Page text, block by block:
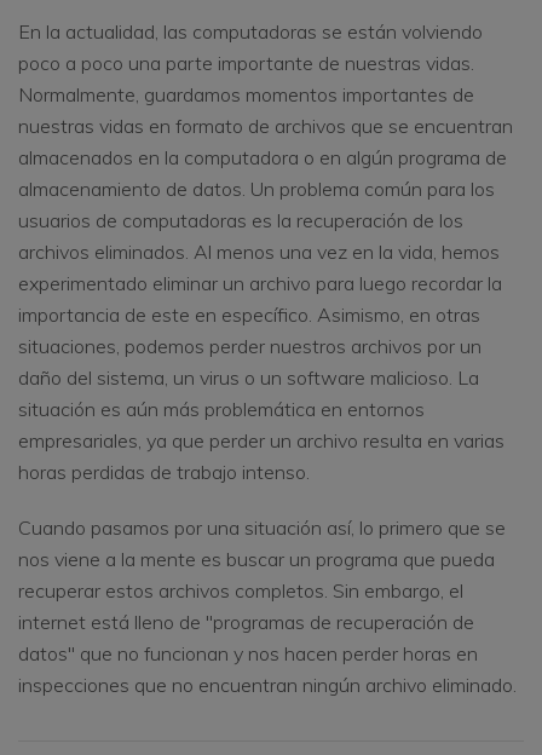
En la actualidad, las computadoras se están volviendo
poco a poco una parte importante de nuestras vidas.
Normalmente, guardamos momentos importantes de
nuestras vidas en formato de archivos que se encuentran
almacenados en la computadora o en algún programa de
almacenamiento de datos. Un problema común para los
usuarios de computadoras es la recuperación de los
archivos eliminados. Al menos una vez en la vida, hemos
experimentado eliminar un archivo para luego recordar la
importancia de este en específico. Asimismo, en otras
situaciones, podemos perder nuestros archivos por un
daño del sistema, un virus o un software malicioso. La
situación es aún más problemática en entornos
empresariales, ya que perder un archivo resulta en varias
horas perdidas de trabajo intenso.
Cuando pasamos por una situación así, lo primero que se
nos viene a la mente es buscar un programa que pueda
recuperar estos archivos completos. Sin embargo, el
internet está lleno de "programas de recuperación de
datos" que no funcionan y nos hacen perder horas en
inspecciones que no encuentran ningún archivo eliminado.